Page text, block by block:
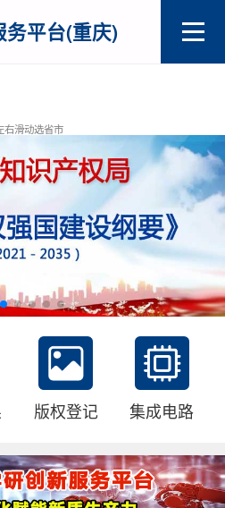
平台(重庆)
右滑动选省市
版权登记 集成电路